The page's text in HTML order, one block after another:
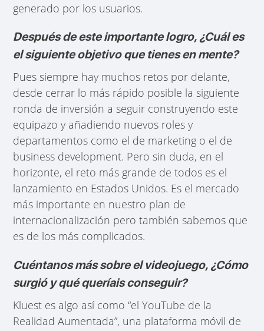
generado por los usuarios.
Después de este importante logro, ¿Cuál es
el siguiente objetivo que tienes en mente?
Pues siempre hay muchos retos por delante,
desde cerrar lo más rápido posible la siguiente
ronda de inversión a seguir construyendo este
equipazo y añadiendo nuevos roles y
departamentos como el de marketing o el de
business development. Pero sin duda, en el
horizonte, el reto más grande de todos es el
lanzamiento en Estados Unidos. Es el mercado
más importante en nuestro plan de
internacionalización pero también sabemos que
es de los más complicados.
Cuéntanos más sobre el videojuego, ¿Cómo
surgió y qué queríais conseguir?
Kluest es algo así como “el YouTube de la
Realidad Aumentada”, una plataforma móvil de